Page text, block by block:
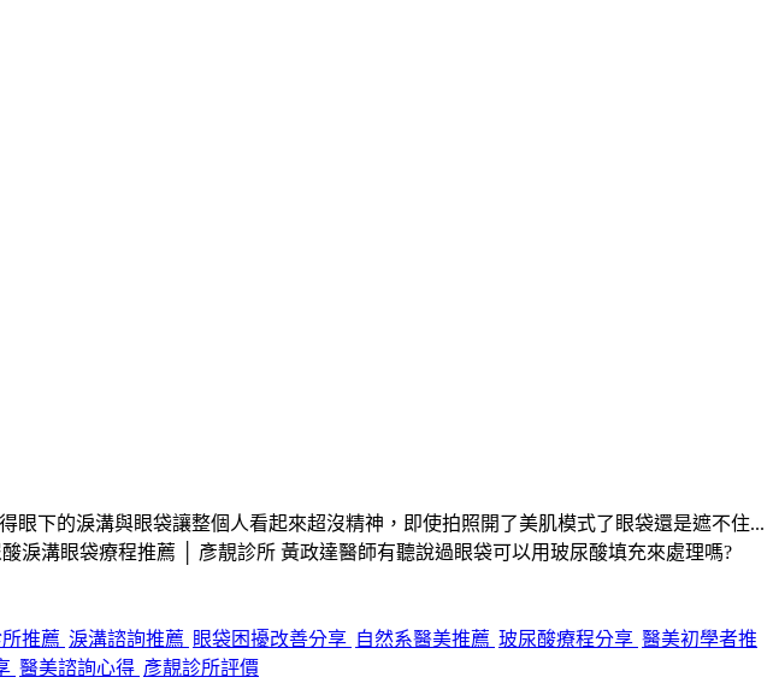
下的淚溝與眼袋讓整個人看起來超沒精神，即使拍照開了美肌模式了眼袋還是遮不住...
淚溝眼袋療程推薦 │ 彥靚診所 黃政達醫師有聽說過眼袋可以用玻尿酸填充來處理嗎?
推薦 淚溝諮詢推薦 眼袋困擾改善分享 自然系醫美推薦 玻尿酸療程分享 醫美初學者推
醫美諮詢心得 彥靚診所評價